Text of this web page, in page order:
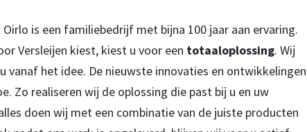
Oirlo is een familiebedrijf met bijna 100 jaar aan ervaring.
Versleijen kiest, kiest u voor een totaaloplossing. Wij
vanaf het idee. De nieuwste innovaties en ontwikkelingen
Zo realiseren wij de oplossing die past bij u en uw
doen wij met een combinatie van de juiste producten